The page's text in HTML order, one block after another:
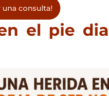
una consulta!
el pie